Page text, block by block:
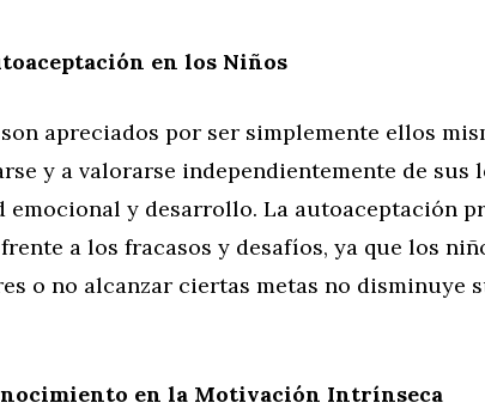
en los Niños
apreciados por ser simplemente ellos
y a valorarse independientemente de sus
emocional y desarrollo. La autoaceptación
a los fracasos y desafíos, ya que los
o no alcanzar ciertas metas no disminuye
en la Motivación Intrínseca